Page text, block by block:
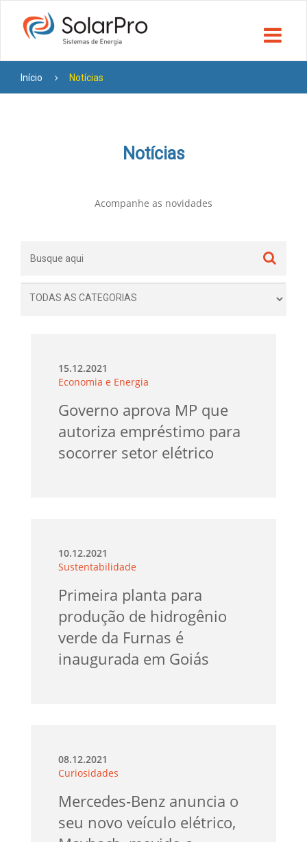
Início Notícias
Notícias
Acompanhe as novidades
15.12.2021
Economia e Energia
Governo aprova MP que
autoriza empréstimo para
socorrer setor elétrico
10.12.2021
Sustentabilidade
Primeira planta para
produção de hidrogênio
verde da Furnas é
inaugurada em Goiás
08.12.2021
Curiosidades
Mercedes-Benz anuncia o
seu novo veículo elétrico,